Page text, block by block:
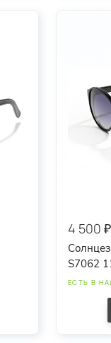
4 500 ₽
S7062
ЕСТЬ В